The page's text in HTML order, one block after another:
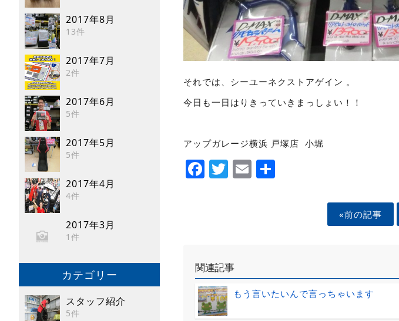
2017年8月
13件
2017年7月
2件
2017年6月
5件
2017年5月
5件
2017年4月
4件
2017年3月
1件
カテゴリー
スタッフ紹介
5件
それでは、シーユーネクストアゲイン 。
今日も一日はりきっていきまっしょい！！
アップガレージ横浜 戸塚店 小堀
Facebook
Twitter
Email
«前の記事
関連記事
もう言いたいんで言っちゃいます